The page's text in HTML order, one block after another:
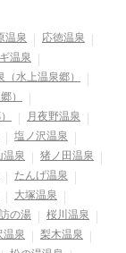
温泉
応徳温泉
温泉
（水上温泉郷）
）
月夜野温泉
塩ノ沢温泉
温泉
猪ノ田温泉
たんげ温泉
大塚温泉
の湯
桜川温泉
温泉
梨木温泉